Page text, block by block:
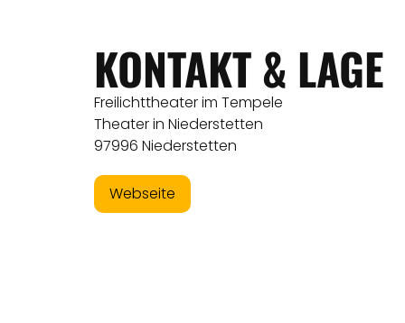
KONTAKT & LAGE
Freilichttheater im Tempele
Theater in Niederstetten
97996 Niederstetten
Webseite